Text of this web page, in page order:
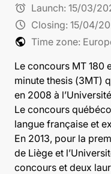
alarm Launch: 15/03/
schedule Closing: 15/04/
public Time zone:
Le concours MT 180
minute thesis (3MT)
en 2008 à
Le concours
langue française et
En 2013, pour la
de Liège et
concours et deux